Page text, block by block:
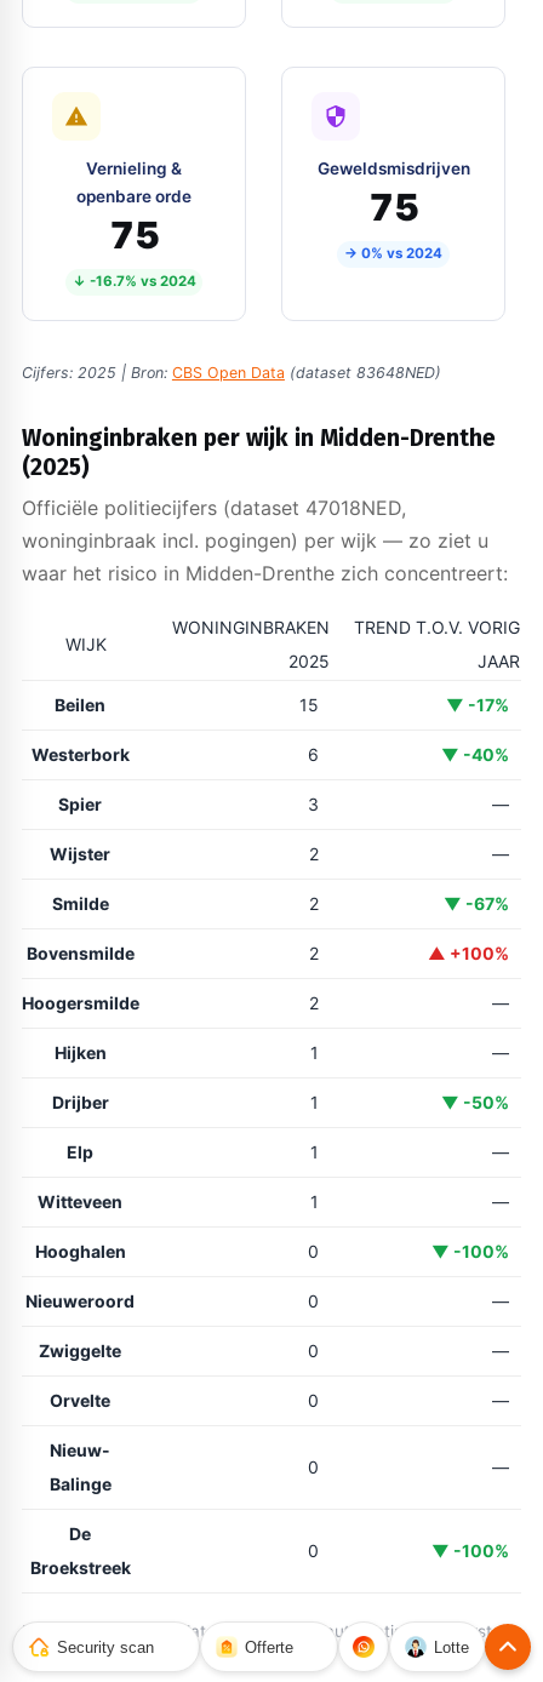
Vernieling &
openbare orde
75
↓ -16.7% vs 2024
Geweldsmisdrijven
75
→ 0% vs 2024
Cijfers: 2025 | Bron: CBS Open Data (dataset 83648NED)
Woninginbraken per wijk in Midden-Drenthe
(2025)
Officiële politiecijfers (dataset 47018NED,
woninginbraak incl. pogingen) per wijk — zo ziet u
waar het risico in Midden-Drenthe zich concentreert:
WIJK
WONINGINBRAKEN
2025
TREND T.O.V. VORIG
JAAR
Beilen 15 ▼ -17%
Westerbork 6 ▼ -40%
Spier 3 —
Wijster 2 —
Smilde 2 ▼ -67%
Bovensmilde 2 ▲ +100%
Hoogersmilde 2 —
Hijken 1 —
Drijber 1 ▼ -50%
Elp 1 —
Witteveen 1 —
Hooghalen 0 ▼ -100%
Nieuweroord 0 —
Zwiggelte 0 —
Orvelte 0 —
Nieuw-
Balinge
0 —
De
Broekstreek
0 ▼ -100%
Bron: politie.nl open data (47018NED), automatisch ververst.
Wijkindeling: CBS.
Security scan Offerte Lotte